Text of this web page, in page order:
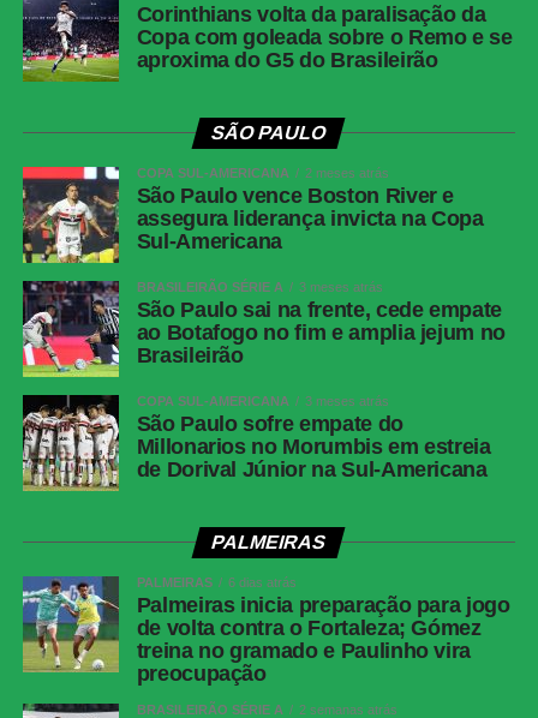
FICHA
TÉCNICA
Resultado
Botafogo 1 x 1 Fluminense
Campeonato Brasileiro — Série A, 22ª rodada
horário
Sábado, 8 de agosto de 2026, às 21h, de
Brasília
Local
Estádio Nilton Santos, Rio de Janeiro (RJ)
Cartões
amarelos —
Botafogo
Cartões
amarelos —
Fluminense
Zubeldía, Ignácio, Nonato e Samuel Xavier
Cartões
vermelhos
Nenhum
Botafogo | Ignácio, aos 13 minutos do 2º
tempo — Fluminense
Árbitro
Bruno Arleu de Araujo (RJ)
Assistentes
Rodrigo Figueiredo Henrique Correa e Luiz
Claudio Regazone (RJ)
VAR
Rodolpho Toski Marques (PR)
Corinthians volta da paralisação da
Copa com goleada sobre o Remo e se
aproxima do G5 do Brasileirão
SÃO PAULO
COPA SUL-AMERICANA 2 meses atrás
São Paulo vence Boston River e
assegura liderança invicta na Copa
Sul-Americana
BRASILEIRÃO SÉRIE A 3 meses atrás
São Paulo sai na frente, cede empate
ao Botafogo no fim e amplia jejum no
Brasileirão
COPA SUL-AMERICANA 3 meses atrás
São Paulo sofre empate do
Millonarios no Morumbis em estreia
de Dorival Júnior na Sul-Americana
PALMEIRAS
PALMEIRAS 6 dias atrás
Palmeiras inicia preparação para jogo
de volta contra o Fortaleza; Gómez
treina no gramado e Paulinho vira
preocupação
BRASILEIRÃO SÉRIE A 2 semanas atrás